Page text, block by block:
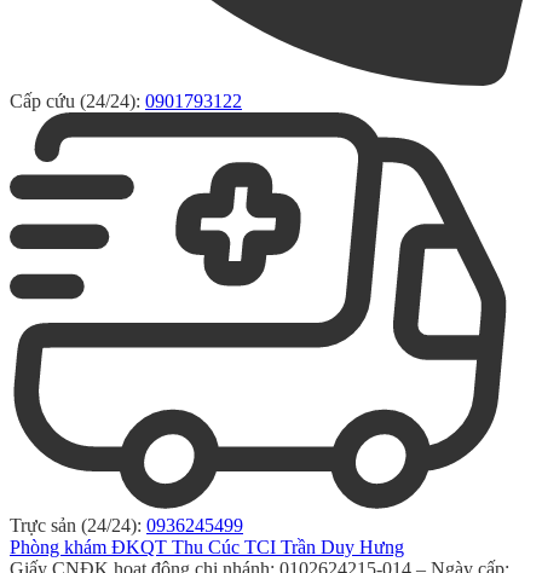
Cấp cứu (24/24): 0901793122
Trực sản (24/24): 0936245499
Phòng khám ĐKQT Thu Cúc TCI Trần Duy Hưng